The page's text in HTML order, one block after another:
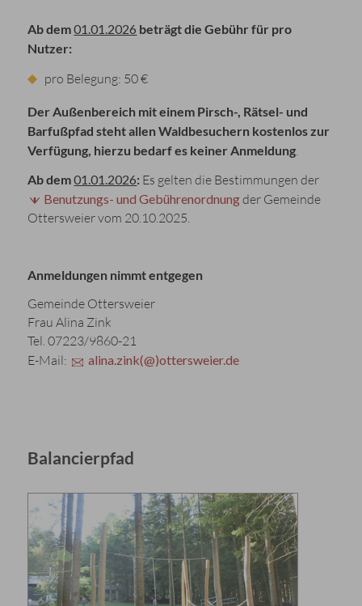
Ab dem01.01.2026 beträgt die Gebühr für pro
Nutzer:
pro Belegung: 50 €
Der Außenbereich mit einem Pirsch-, Rätsel- und
Barfußpfad steht allen Waldbesuchern kostenlos zur
Verfügung, hierzu bedarf es keiner Anmeldung.
Ab dem01.01.2026: Es gelten die Bestimmungen der
Benutzungs- und Gebührenordnungder Gemeinde
Ottersweier vom 20.10.2025.
Anmeldungen nimmt entgegen
Gemeinde Ottersweier
Frau Alina Zink
Tel. 07223/9860-21
E-Mail:
alina.zink(@)ottersweier.de
Balancierpfad